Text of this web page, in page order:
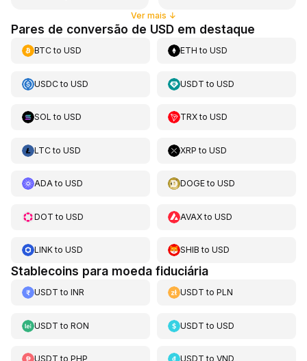
Ver mais ↓
Pares de conversão de USD em destaque
BTCto USD ETH toUSD
USDCto USD USDT toUSD
SOL to USD TRXtoUSD
LTCto USD XRP toUSD
ADAto USD DOGEtoUSD
DOT to USD AVAXtoUSD
LINKto USD SHIB toUSD
Stablecoins para moeda fiduciária
USDT to INR USDT toPLN
USDT to RON USDT toUSD
USDT to PHP USDT toVND